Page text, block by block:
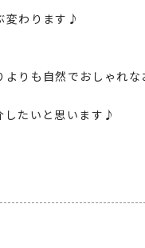
変わります♪
よりも自然でおしゃれな
したいと思います♪